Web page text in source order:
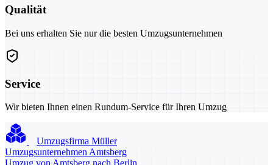
Qualität
Bei uns erhalten Sie nur die besten Umzugsunternehmen
Service
Wir bieten Ihnen einen Rundum-Service für Ihren Umzug
Umzugsfirma Müller
Umzugsunternehmen Amtsberg